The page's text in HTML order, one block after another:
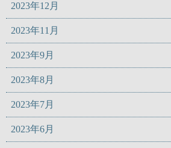
2023年12月
2023年11月
2023年9月
2023年8月
2023年7月
2023年6月